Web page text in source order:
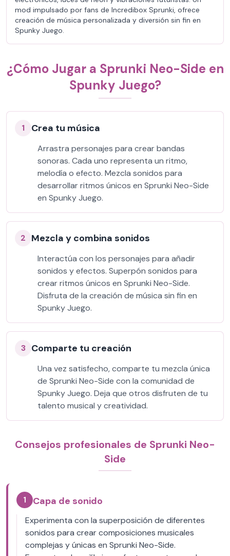
mod impulsado por fans de Incredibox Sprunki, ofrece
creación de música personalizada y diversión sin fin en
Spunky Juego.
¿Cómo Jugar a Sprunki Neo-Side en
Spunky Juego?
1 Crea tu música
Arrastra personajes para crear bandas
sonoras. Cada uno representa un ritmo,
melodía o efecto. Mezcla sonidos para
desarrollar ritmos únicos en Sprunki Neo-Side
en Spunky Juego.
2 Mezcla y combina sonidos
Interactúa con los personajes para añadir
sonidos y efectos. Superpón sonidos para
crear ritmos únicos en Sprunki Neo-Side.
Disfruta de la creación de música sin fin en
Spunky Juego.
3 Comparte tu creación
Una vez satisfecho, comparte tu mezcla única
de Sprunki Neo-Side con la comunidad de
Spunky Juego. Deja que otros disfruten de tu
talento musical y creatividad.
Consejos profesionales de Sprunki Neo-
Side
1 Capa de sonido
Experimenta con la superposición de diferentes
sonidos para crear composiciones musicales
complejas y únicas en Sprunki Neo-Side.